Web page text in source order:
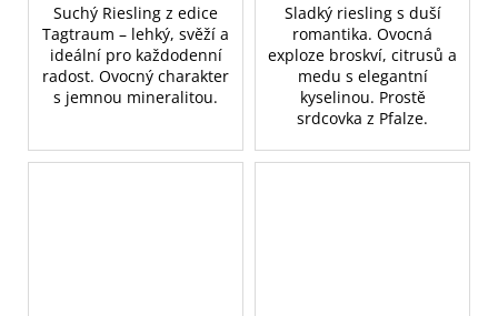
Suchý Riesling z edice
Tagtraum – lehký, svěží a
ideální pro každodenní
radost. Ovocný charakter
s jemnou mineralitou.
Sladký riesling s duší
romantika. Ovocná
exploze broskví, citrusů a
medu s elegantní
kyselinou. Prostě
srdcovka z Pfalze.